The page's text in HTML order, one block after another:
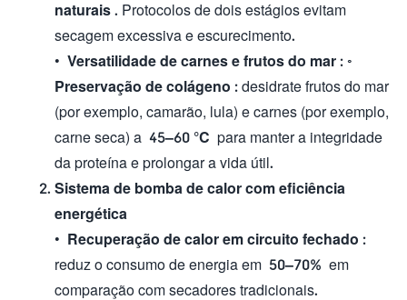
naturais . Protocolos de dois estágios evitam
secagem excessiva e escurecimento.
• Versatilidade de carnes e frutos do mar : ◦
Preservação de colágeno : desidrate frutos do mar
(por exemplo, camarão, lula) e carnes (por exemplo,
carne seca) a 45–60 °C para manter a integridade
da proteína e prolongar a vida útil.
Sistema de bomba de calor com eficiência
energética
• Recuperação de calor em circuito fechado :
reduz o consumo de energia em 50–70% em
comparação com secadores tradicionais.